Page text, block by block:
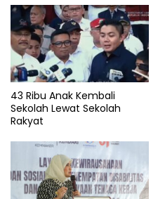
43 Ribu Anak Kembali
Sekolah Lewat Sekolah
Rakyat